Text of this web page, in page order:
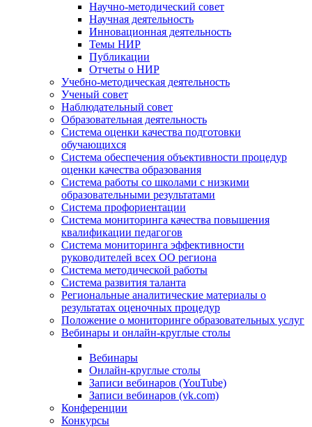
Научно-методический совет
Научная деятельность
Инновационная деятельность
Темы НИР
Публикации
Отчеты о НИР
Учебно-методическая деятельность
Ученый совет
Наблюдательный совет
Образовательная деятельность
Система оценки качества подготовки
обучающихся
Система обеспечения объективности процедур
оценки качества образования
Система работы со школами с низкими
образовательными результатами
Система профориентации
Система мониторинга качества повышения
квалификации педагогов
Система мониторинга эффективности
руководителей всех ОО региона
Система методической работы
Система развития таланта
Региональные аналитические материалы о
результатах оценочных процедур
Положение о мониторинге образовательных услуг
Вебинары и онлайн-круглые столы
Вебинары
Онлайн-круглые столы
Записи вебинаров (YouTube)
Записи вебинаров (vk.com)
Конференции
Конкурсы